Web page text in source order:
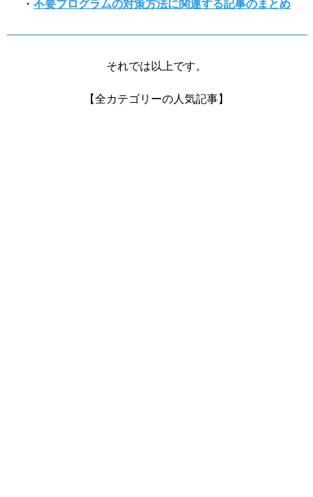
・ 不要プログラムの対策方法に関連する記事のまとめ
それでは以上です。
【全カテゴリーの人気記事】